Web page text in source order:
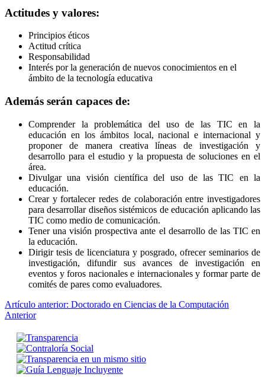
Actitudes y valores:
Principios éticos
Actitud crítica
Responsabilidad
Interés por la generación de nuevos conocimientos en el
ámbito de la tecnología educativa
Además serán capaces de:
Comprender la problemática del uso de las TIC en la
educación en los ámbitos local, nacional e internacional y
proponer de manera creativa líneas de investigación y
desarrollo para el estudio y la propuesta de soluciones en el
área.
Divulgar una visión científica del uso de las TIC en la
educación.
Crear y fortalecer redes de colaboración entre investigadores
para desarrollar diseños sistémicos de educación aplicando las
TIC como medio de comunicación.
Tener una visión prospectiva ante el desarrollo de las TIC en
la educación.
Dirigir tesis de licenciatura y posgrado, ofrecer seminarios de
investigación, difundir sus avances de investigación en
eventos y foros nacionales e internacionales y formar parte de
comités de pares como evaluadores.
Artículo anterior: Doctorado en Ciencias de la Computación
Anterior